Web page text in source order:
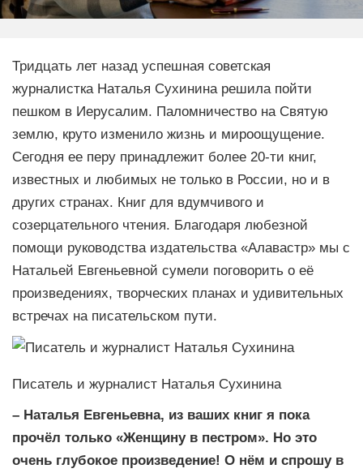
Тридцать лет назад успешная советская
журналистка Наталья Сухинина решила пойти
пешком в Иерусалим. Паломничество на Святую
землю, круто изменило жизнь и мироощущение.
Сегодня ее перу принадлежит более 20-ти книг,
известных и любимых не только в России, но и в
других странах. Книг для вдумчивого и
созерцательного чтения. Благодаря любезной
помощи руководства издательства «Алавастр» мы с
Натальей Евгеньевной сумели поговорить о её
произведениях, творческих планах и удивительных
встречах на писательском пути.
Писатель и журналист Наталья Сухинина
– Наталья Евгеньевна, из ваших книг я пока
прочёл только «Женщину в пестром». Но это
очень глубокое произведение! О нём и спрошу в